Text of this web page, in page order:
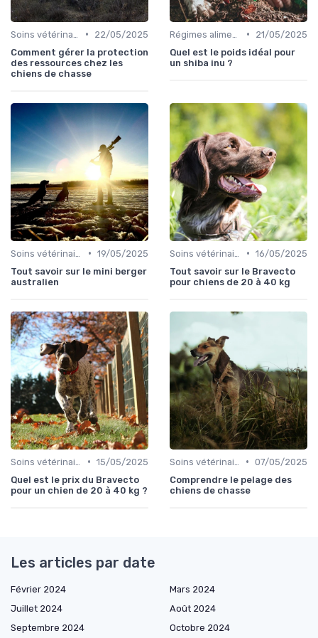
•
22/05/2025
Comment gérer la protection
des ressources chez les
chiens de chasse
•
21/05/2025
Quel est le poids idéal pour
un shiba inu ?
• 19/05/2025
Tout savoir sur le mini berger
australien
• 16/05/2025
Tout savoir sur le Bravecto
pour chiens de 20 à 40 kg
• 15/05/2025
Quel est le prix du Bravecto
pour un chien de 20 à 40 kg ?
• 07/05/2025
Comprendre le pelage des
chiens de chasse
Les articles par date
Février 2024
Mars 2024
Juillet 2024
Août 2024
Septembre 2024
Octobre 2024